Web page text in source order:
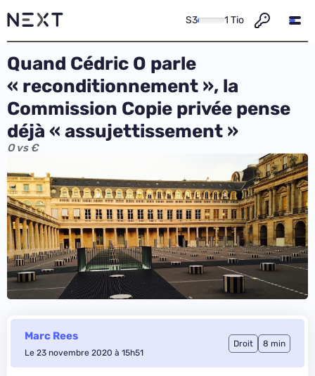
S3 1 Tio
Quand Cédric O parle
« reconditionnement », la
Commission Copie privée pense
déjà « assujettissement »
O vs €
Marc Rees
Le 23 novembre 2020 à 15h51
Droit 8 min